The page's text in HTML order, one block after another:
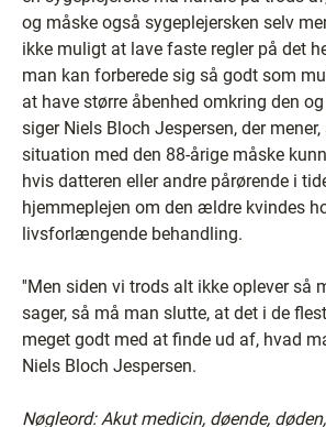
og måske også sygeplejersken selv
ikke muligt at lave faste regler på det
man kan forberede sig så godt som
at have større åbenhed omkring den
siger Niels Bloch Jespersen, der
situation med den 88-årige måske
hvis datteren eller andre pårørende i
hjemmeplejen om den ældre kvindes
livsforlængende behandling.
''Men siden vi trods alt ikke oplever så
sager, så må man slutte, at det i de
meget godt med at finde ud af, hvad
Niels Bloch Jespersen.
Nøgleord: Akut medicin, døende,